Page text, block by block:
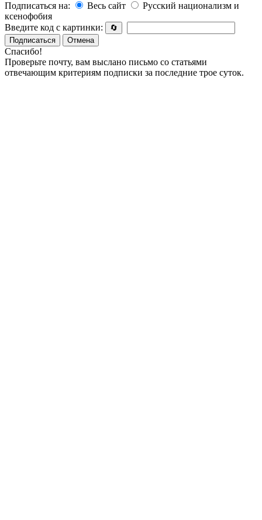
Подписаться на:
Весь сайт
Русский национализм и
ксенофобия
Введите код с картинки:
🔄
Подписаться
Отмена
Спасибо!
Проверьте почту, вам выслано письмо со статьями
отвечающим критериям подписки за последние трое суток.